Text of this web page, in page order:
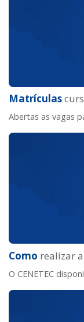
Matrículas
Abertas as vagas
Como realizar
O CENETEC